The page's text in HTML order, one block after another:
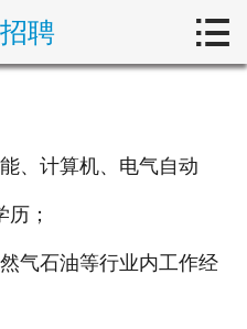
典型案例
聘 
、计算机、电气自动
；
气石油等行业内工作经